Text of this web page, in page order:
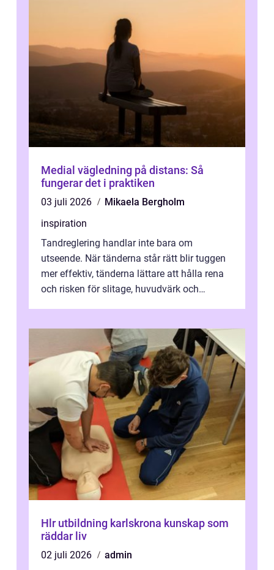
Medial vägledning på distans: Så
fungerar det i praktiken
03 juli 2026
Mikaela Bergholm
inspiration
Tandreglering handlar inte bara om
utseende. När tänderna står rätt blir tuggen
mer effektiv, tänderna lättare att hålla rena
och risken för slitage, huvudvärk och
Hlr utbildning karlskrona kunskap som
räddar liv
02 juli 2026
admin